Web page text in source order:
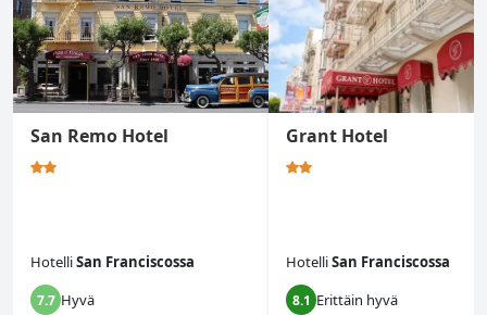
San Remo Hotel
HotelliSan Franciscossa
7.7 Hyvä
Grant Hotel
HotelliSan Franciscossa
8.1 Erittäin hyvä